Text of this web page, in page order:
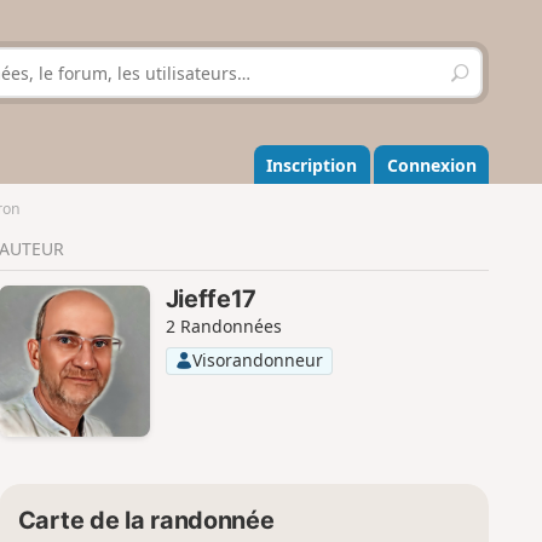
R
e
h
e
r
r
Inscription Connexion
AUTEUR
Jieffe17
2 Randonnées
Visorandonneur
Carte de la randonnée